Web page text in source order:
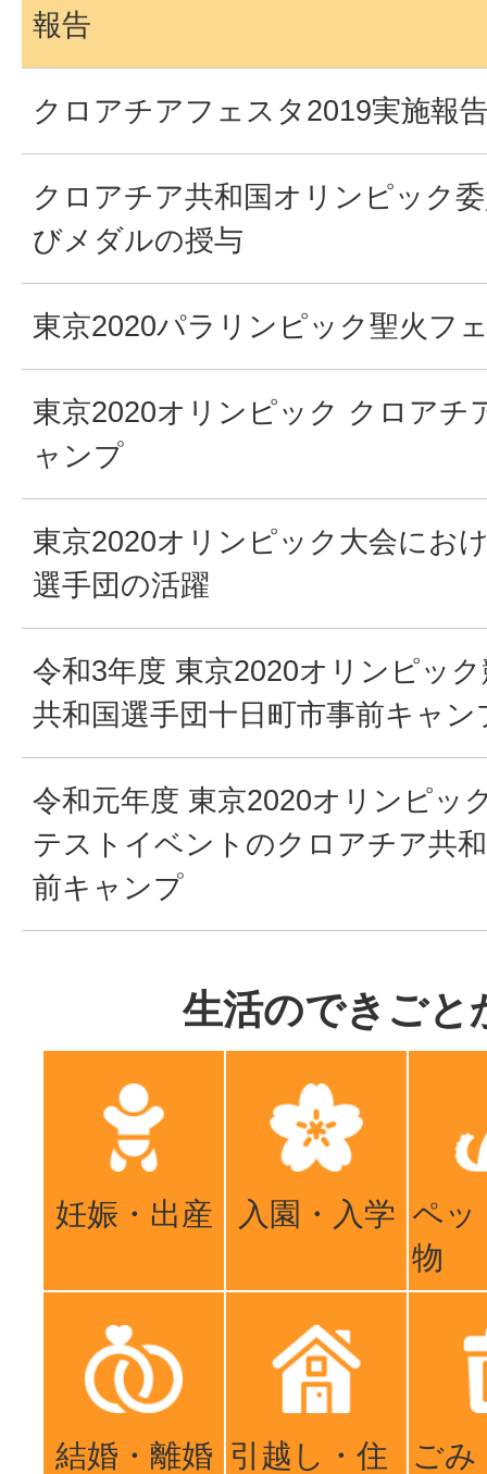
報告
クロアチアフェスタ2019実施報
クロアチア共和国オリンピック
びメダルの授与
東京2020パラリンピック聖火フ
東京2020オリンピック クロアチ
ャンプ
東京2020オリンピック大会にお
選手団の活躍
令和3年度 東京2020オリンピッ
共和国選手団十日町市事前キャン
令和元年度 東京2020オリンピッ
テストイベントのクロアチア共
前キャンプ
生活のできごと
妊娠・出産 入園・入学 ペッ
物
結婚・離婚 引越し・住 ごみ